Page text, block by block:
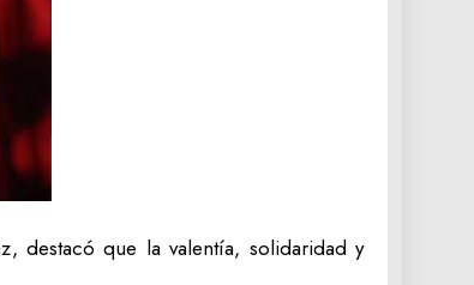
destacó que la valentía, solidaridad y